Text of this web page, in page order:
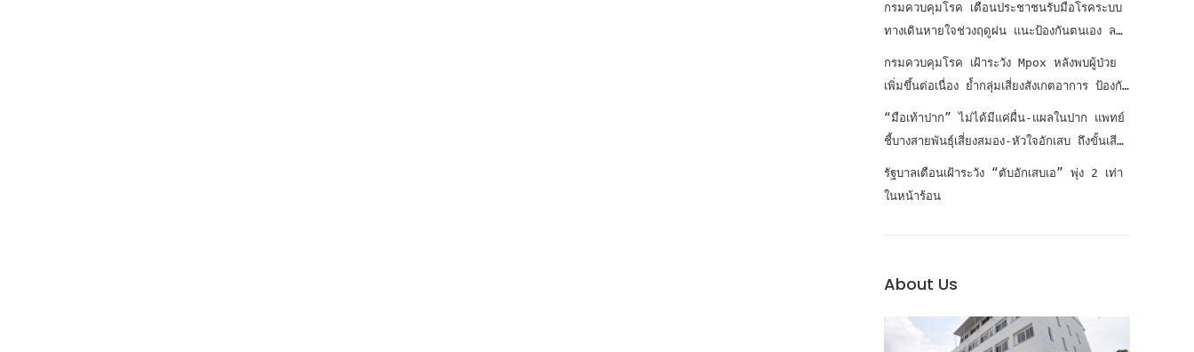
กรมควบคุมโรค เตือนประชาชนรับมือโรคระบบ
ทางเดินหายใจช่วงฤดูฝน แนะป้องกันตนเอง ลด
เสี่ยงเจ็บป่วย
กรมควบคุมโรค เฝ้าระวัง Mpox หลังพบผู้ป่วย
เพิ่มขึ้นต่อเนื่อง ย้ำกลุ่มเสี่ยงสังเกตอาการ ป้องกัน
การแพร่เชื้อ
“มือเท้าปาก” ไม่ได้มีแค่ผื่น-แผลในปาก แพทย์
ชี้บางสายพันธุ์เสี่ยงสมอง-หัวใจอักเสบ ถึงขั้นเสีย
ชีวิต
รัฐบาลเตือนเฝ้าระวัง “ตับอักเสบเอ” พุ่ง 2 เท่า
ในหน้าร้อน
About Us